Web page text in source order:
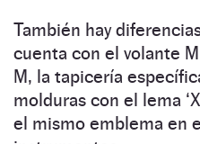
También hay
cuenta con el volante
M, la tapicería
molduras con el lema
el mismo emblema en